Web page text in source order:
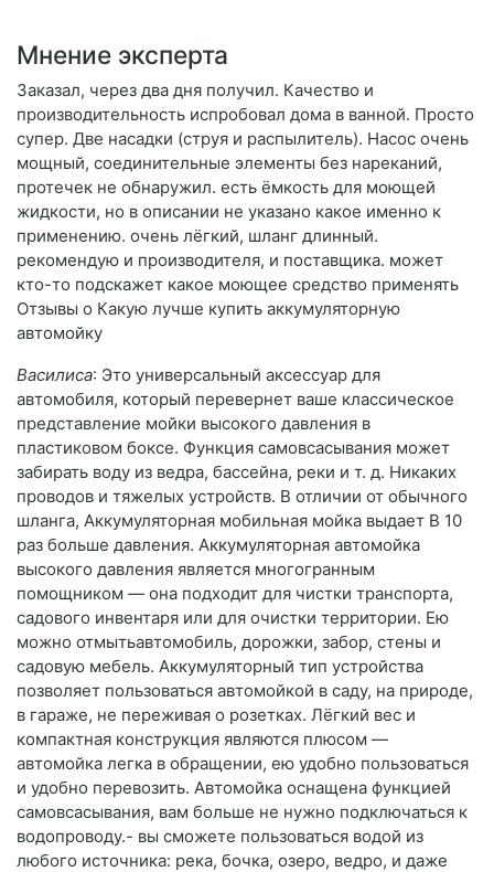
Мнение эксперта
Заказал, через два дня получил. Качество и
производительность испробовал дома в ванной. Просто
супер. Две насадки (струя и распылитель). Насос очень
мощный, соединительные элементы без нареканий,
протечек не обнаружил. есть ёмкость для моющей
жидкости, но в описании не указано какое именно к
применению. очень лёгкий, шланг длинный.
рекомендую и производителя, и поставщика. может
кто-то подскажет какое моющее средство применять
Отзывы о Какую лучше купить аккумуляторную
автомойку
Василиса: Это универсальный аксессуар для
автомобиля, который перевернет ваше классическое
представление мойки высокого давления в
пластиковом боксе. Функция самовсасывания может
забирать воду из ведра, бассейна, реки и т. д. Никаких
проводов и тяжелых устройств. В отличии от обычного
шланга, Аккумуляторная мобильная мойка выдает В 10
раз больше давления. Аккумуляторная автомойка
высокого давления является многогранным
помощником — она подходит для чистки транспорта,
садового инвентаря или для очистки территории. Ею
можно отмытьавтомобиль, дорожки, забор, стены и
садовую мебель. Аккумуляторный тип устройства
позволяет пользоваться автомойкой в саду, на природе,
в гараже, не переживая о розетках. Лёгкий вес и
компактная конструкция являются плюсом —
автомойка легка в обращении, ею удобно пользоваться
и удобно перевозить. Автомойка оснащена функцией
самовсасывания, вам больше не нужно подключаться к
водопроводу.- вы сможете пользоваться водой из
любого источника: река, бочка, озеро, ведро, и даже